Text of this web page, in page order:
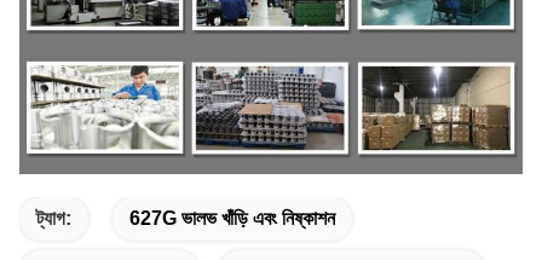
ট্যাগ: 627G ভালভ খাঁড়ি এবং নিষ্কাশন